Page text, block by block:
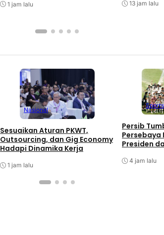
1 jam lalu 13 jam lalu
Nasional
Sesuaikan Aturan PKWT,
Outsourcing, dan Gig Economy
Hadapi Dinamika Kerja
1 jam lalu
Sports
Persib
Persebaya
Presiden
4 jam lalu